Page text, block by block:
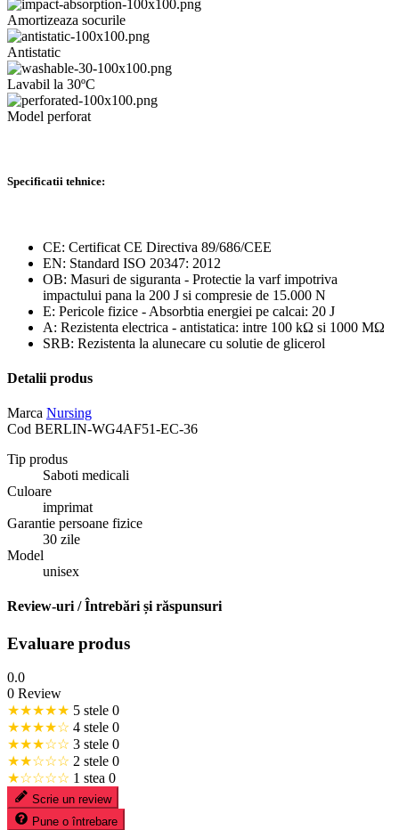
Amortizeaza socurile
Antistatic
Lavabil la 30ºC
Model perforat
Specificatii tehnice:
CE: Certificat CE Directiva 89/686/CEE
EN: Standard ISO 20347: 2012
OB: Masuri de siguranta - Protectie la varf impotriva
impactului pana la 200 J si compresie de 15.000 N
E: Pericole fizice - Absorbtia energiei pe calcai: 20 J
A: Rezistenta electrica - antistatica: intre 100 kΩ si 1000 MΩ
SRB: Rezistenta la alunecare cu solutie de glicerol
Detalii produs
Marca Nursing
Cod BERLIN-WG4AF51-EC-36
Tip produs
Saboti medicali
Culoare
imprimat
Garantie persoane fizice
30 zile
Model
unisex
Review-uri / Întrebări și răspunsuri
Evaluare produs
0.0
0 Review
★★★★★ 5 stele 0
★★★★☆ 4 stele 0
★★★☆☆ 3 stele 0
★★☆☆☆ 2 stele 0
★☆☆☆☆ 1 stea 0
Scrie un review
Pune o întrebare